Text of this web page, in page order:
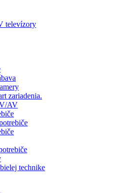
televízory
zariadenia.
AV
technike